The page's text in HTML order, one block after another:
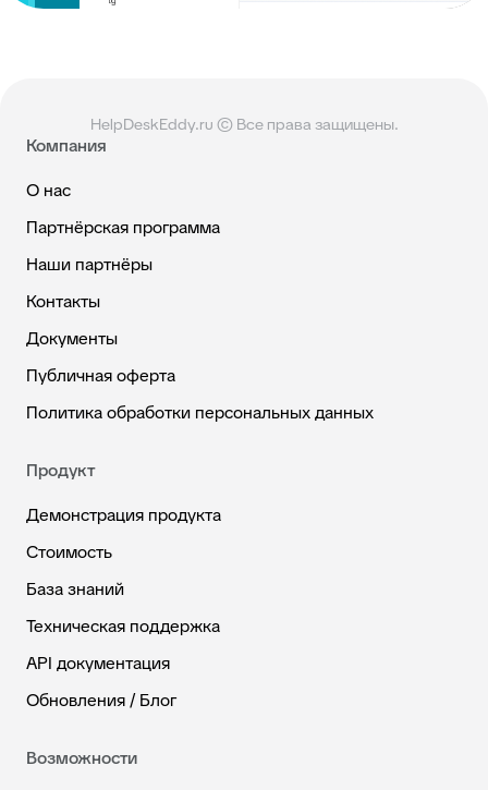
HelpDeskEddy.ru © Все права защищены.
Компания
О нас
Партнёрская программа
Наши партнёры
Контакты
Документы
Публичная оферта
Политика обработки персональных данных
Продукт
Демонстрация продукта
Стоимость
База знаний
Техническая поддержка
API документация
Обновления / Блог
Возможности